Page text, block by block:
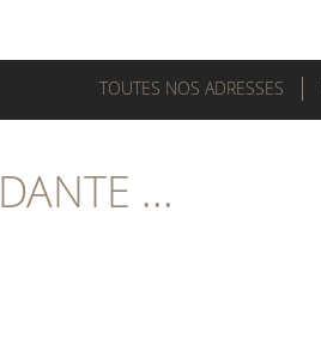
TOUTES NOS ADRESSES
DANTE ...